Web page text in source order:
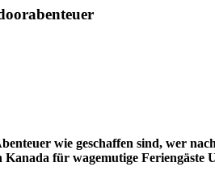
wie geschaffen sind, wer
für wagemutige Feriengäste